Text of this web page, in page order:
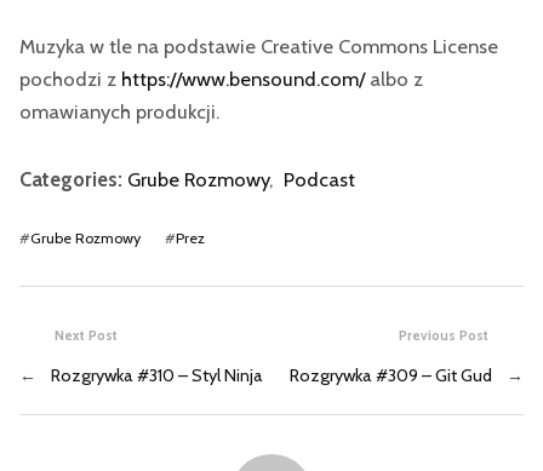
Muzyka w tle na podstawie Creative Commons License
pochodzi z https://www.bensound.com/albo z
omawianych produkcji.
Categories: Grube Rozmowy, Podcast
#Grube Rozmowy #Prez
Previous Post
Rozgrywka #309 – Git Gud →
Next Post
← Rozgrywka #310 – Styl Ninja